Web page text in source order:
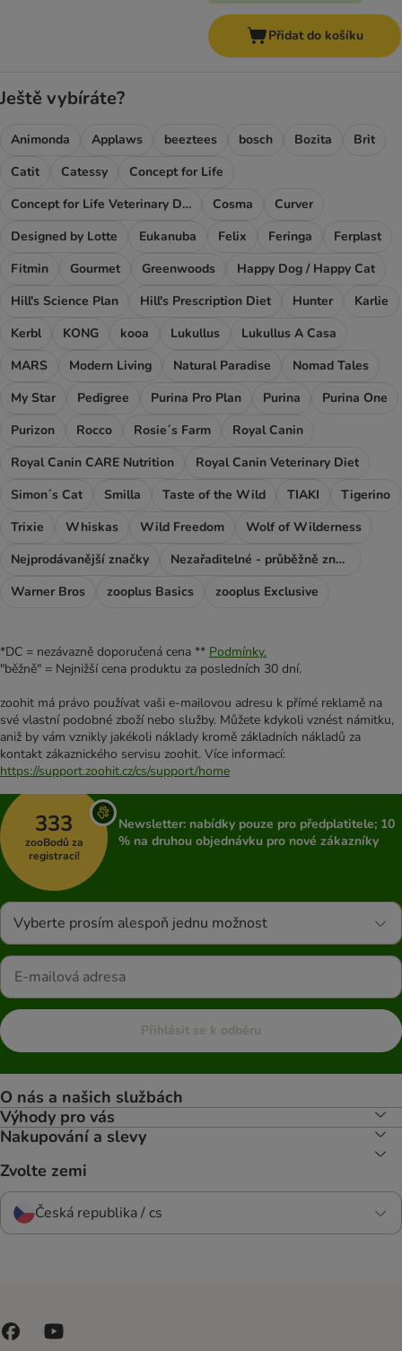
Přidat do košíku
Ještě vybíráte?
Animonda Applaws beeztees bosch Bozita
Brit
Catit
Catessy
Concept for Life
Concept for Life Veterinary Diet
Cosma
Curver
Designed by Lotte
Eukanuba Felix Feringa
Ferplast
Fitmin
Gourmet Greenwoods
Happy Dog / Happy Cat
Hill's Science Plan
Hill's Prescription Diet Hunter
Karlie
Kerbl
KONG kooa Lukullus
Lukullus A Casa
MARS
Modern Living Natural Paradise
Nomad Tales
My Star
Pedigree Purina Pro Plan Purina
Purina One
Purizon
Rocco Rosie´s Farm
Royal Canin
Royal Canin CARE Nutrition
Royal Canin Veterinary Diet
Simon´s Cat
Smilla Taste of the Wild TIAKI
Tigerino
Trixie
Whiskas Wild Freedom
Wolf of Wilderness
Nejprodávanější značky
Nezařaditelné - průběžně značky
Warner Bros
zooplus Basics zooplus Exclusive
*DC = nezávazně doporučená cena ** Podmínky.
"běžně" = Nejnižší cena produktu za posledních 30 dní.
zoohit má právo používat vaši e-mailovou adresu k přímé reklamě na
své vlastní podobné zboží nebo služby. Můžete kdykoli vznést námitku,
aniž by vám vznikly jakékoli náklady kromě základních nákladů za
kontakt zákaznického servisu zoohit. Více informací:
https://support.zoohit.cz/cs/support/home
333
zooBodů za
registraci!
Newsletter: nabídky pouze pro předplatitele; 10
% na druhou objednávku pro nové zákazníky
Vyberte prosím alespoň jednu možnost
Přihlásit se k odběru
O nás a našich službách
Výhody pro vás
Nakupování a slevy
Zvolte zemi
Česká republika / cs